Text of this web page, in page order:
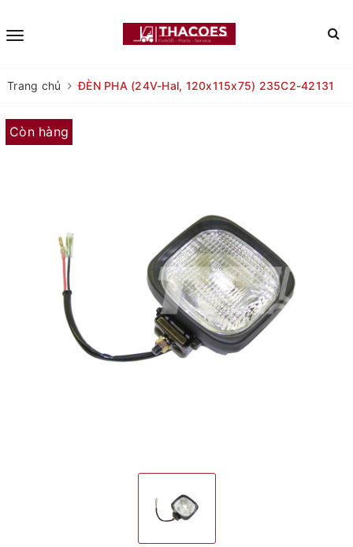
Trang chủ ĐÈN PHA (24V-Hal, 120x115x75) 235C2-42131
Còn hàng